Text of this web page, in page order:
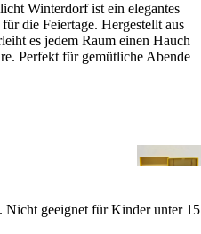
Winterdorf ist ein elegantes
die Feiertage. Hergestellt aus
es jedem Raum einen Hauch
Perfekt für gemütliche Abende
geeignet für Kinder unter 15